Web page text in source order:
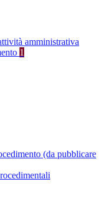
amministrativa
1
(da pubblicare